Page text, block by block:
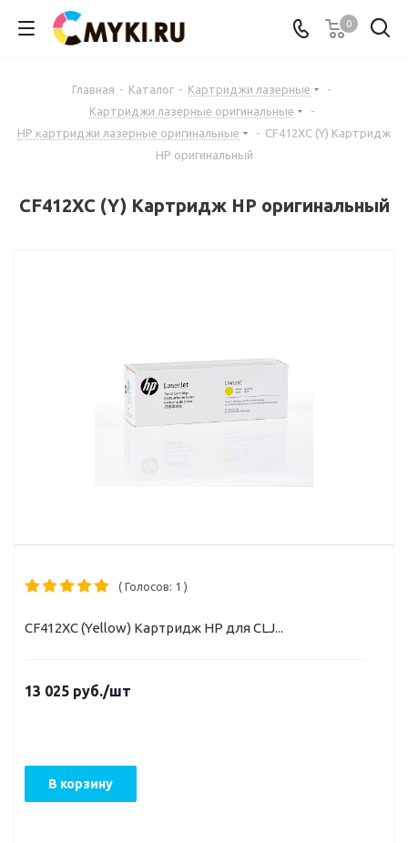
0
Главная - Каталог - Картриджи лазерные
-
Картриджи лазерные оригинальные
-
HP картриджи лазерные оригинальные
- CF412XC (Y) Картридж
HP оригинальный
CF412XC (Y) Картридж HP оригинальный
( Голосов: 1 )
CF412XC (Yellow) Картридж HP для CLJ...
13 025 руб./шт
В корзину